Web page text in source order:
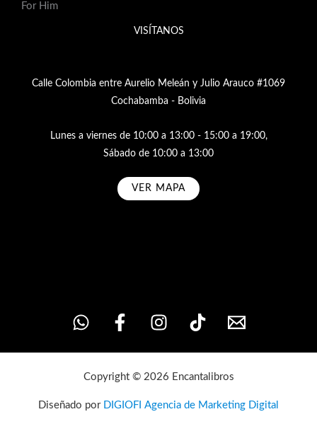
For Him
VISÍTANOS
Calle Colombia entre Aurelio Meleán y Julio Arauco #1069
Cochabamba - Bolivia
Lunes a viernes de 10:00 a 13:00 - 15:00 a 19:00,
Sábado de 10:00 a 13:00
VER MAPA
Copyright © 2026 Encantalibros
Diseñado por DIGIOFI Agencia de Marketing Digital